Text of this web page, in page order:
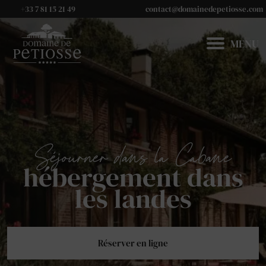
+33 7 81 15 21 49 contact@domainedepetiosse.com
MENU
Séjourner dans la Cabane
hébergement dans
les landes
Réserver en ligne